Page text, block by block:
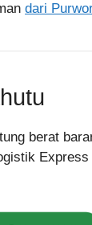
dari
berat